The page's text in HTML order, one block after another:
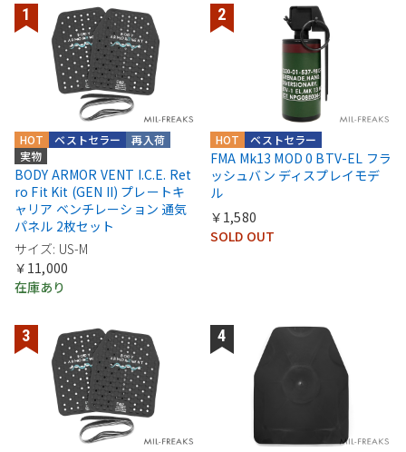
実物
再入荷
ベストセラー
HOT
BODY ARMOR VENT I.C.E. Ret
ro Fit Kit (GEN II) プレートキ
ャリア ベンチレーション 通気
パネル 2枚セット
サイズ: US-M
￥11,000
在庫あり
ベストセラー
HOT
FMA Mk13 MOD 0 BTV-EL フラ
ッシュバン ディスプレイモデ
ル
￥1,580
SOLD OUT